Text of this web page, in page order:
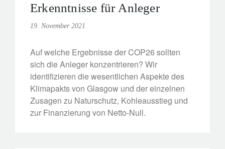
Erkenntnisse für Anleger
19. November 2021
Auf welche Ergebnisse der COP26 sollten
sich die Anleger konzentrieren? Wir
identifizieren die wesentlichen Aspekte des
Klimapakts von Glasgow und der einzelnen
Zusagen zu Naturschutz, Kohleausstieg und
zur Finanzierung von Netto-Null.